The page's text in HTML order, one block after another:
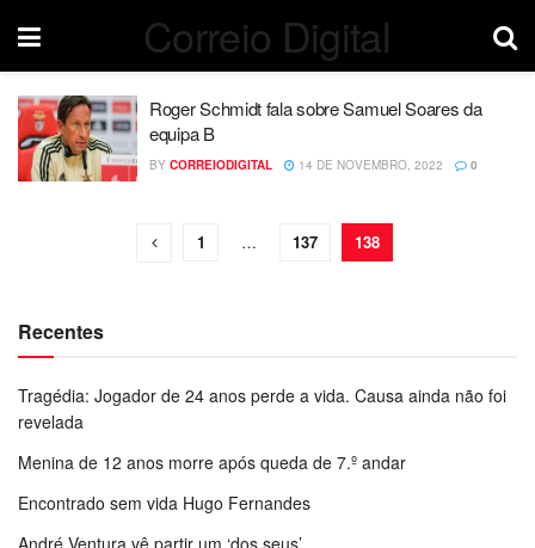
Correio Digital
Roger Schmidt fala sobre Samuel Soares da
equipa B
BY CORREIODIGITAL 14 DE NOVEMBRO, 2022 0
1 … 137 138
Recentes
Tragédia: Jogador de 24 anos perde a vida. Causa ainda não foi
revelada
Menina de 12 anos morre após queda de 7.º andar
Encontrado sem vida Hugo Fernandes
André Ventura vê partir um ‘dos seus’